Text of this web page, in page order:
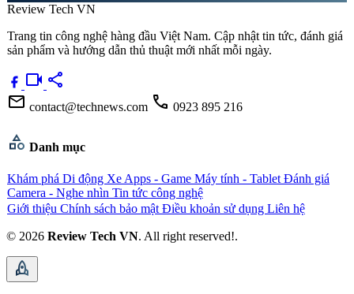
Review Tech VN
Trang tin công nghệ hàng đầu Việt Nam. Cập nhật tin tức, đánh giá
sản phẩm và hướng dẫn thủ thuật mới nhất mỗi ngày.
videocam share
mail contact@technews.com call 0923 895 216
category Danh mục
Khám phá Di động Xe Apps - Game Máy tính - Tablet Đánh giá
Camera - Nghe nhìn Tin tức công nghệ
Giới thiệu Chính sách bảo mật Điều khoản sử dụng Liên hệ
© 2026 Review Tech VN. All right reserved!.
rocket